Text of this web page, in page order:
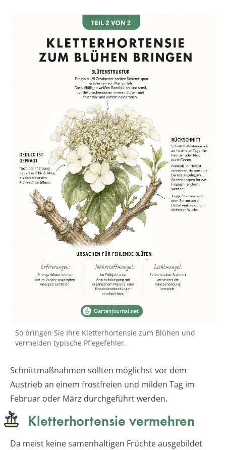
So bringen Sie Ihre Kletterhortensie zum Blühen und
vermeiden typische Pflegefehler.
Schnittmaßnahmen sollten möglichst vor dem
Austrieb an einem frostfreien und milden Tag im
Februar oder März durchgeführt werden.
Kletterhortensie vermehren
Da meist keine samenhaltigen Früchte ausgebildet